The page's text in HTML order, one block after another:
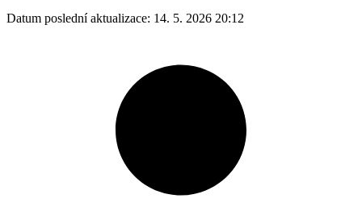
Datum poslední aktualizace: 14. 5. 2026 20:12